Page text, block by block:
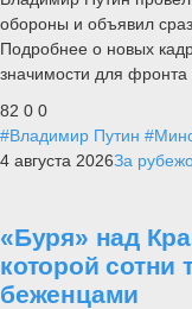
обороны и объявил
Подробнее о новых
значимости для
82 0 0
#Владимир Путин
4 августа 2026За
«Буря» над
которой сотни
беженцами